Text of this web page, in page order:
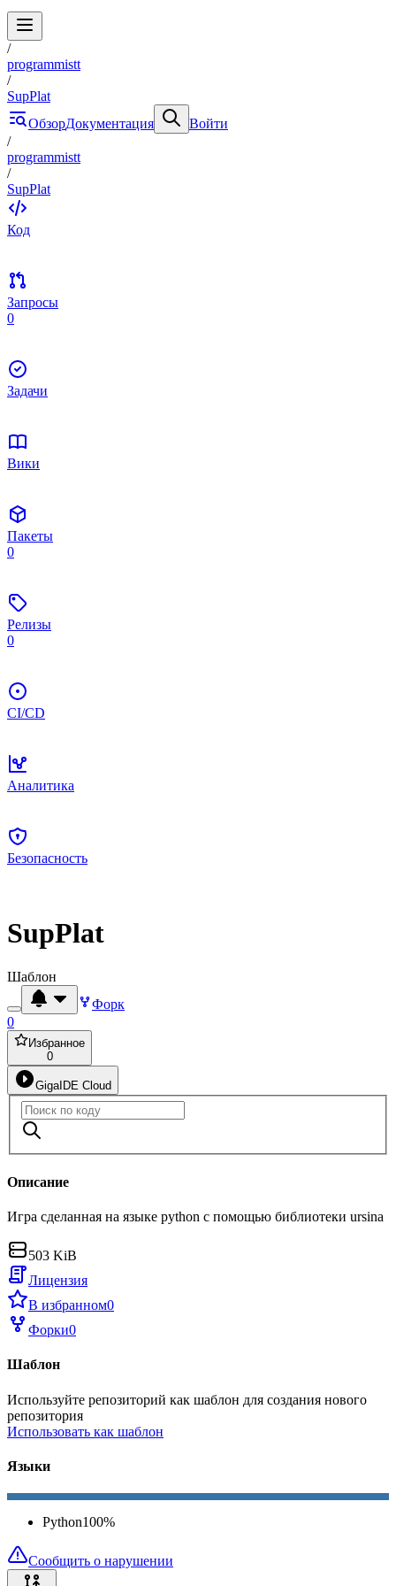
/
programmistt
/
SupPlat
ОбзорДокументация
Войти
/
programmistt
/
SupPlat
Код
Запросы
0
Задачи
Вики
Пакеты
0
Релизы
0
CI/CD
Аналитика
Безопасность
SupPlat
Шаблон
Форк
0
Избранное
0
GigaIDE Cloud
Описание
Игра сделанная на языке python с помощью библиотеки ursina
503 KiB
Лицензия
В избранном0
Форки0
Шаблон
Используйте репозиторий как шаблон для создания нового
репозитория
Использовать как шаблон
Языки
Python100%
Сообщить о нарушении